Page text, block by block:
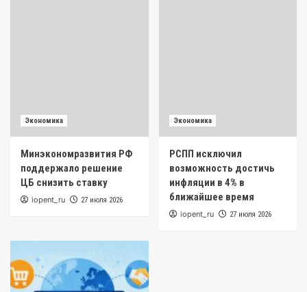
Экономика
Минэкономразвития РФ
поддержало решение
ЦБ снизить ставку
iopent_ru 27 июля 2026
Экономика
РСПП исключил
возможность достичь
инфляции в 4% в
ближайшее время
iopent_ru 27 июля 2026